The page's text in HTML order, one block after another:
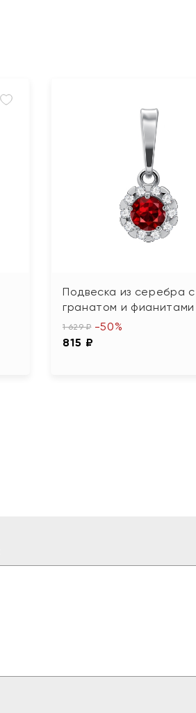
Подвеска из серебра с
гранатом и фианитами
1 629 ₽
815 ₽
-50%